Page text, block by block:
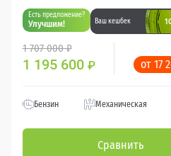
Есть предложение?
Улучшим! Ваш кешбек
1 707 000 ₽
1 195 600 ₽ от 17
Бензин Механическая
Сравнить